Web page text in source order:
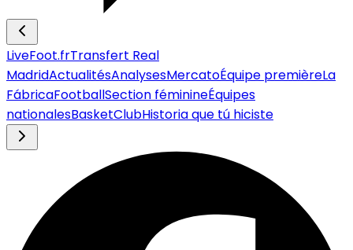
LiveFoot.frTransfert Real
MadridActualitésAnalysesMercatoÉquipe premièreLa
FábricaFootballSection féminineÉquipes
nationalesBasketClubHistoria que tú hiciste